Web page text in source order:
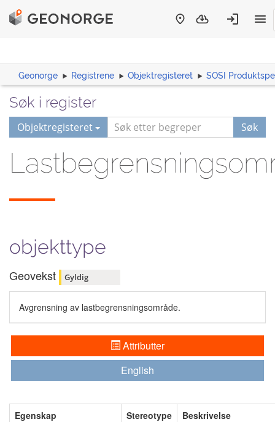
Geonorge Registrene Objektregisteret SOSI
Søk i register
Objektregisteret Søk
objekttype
Geovekst Gyldig
Avgrensning av lastbegrensningsområde.
Attributter
English
Egenskap Stereotype
Beskrivelse